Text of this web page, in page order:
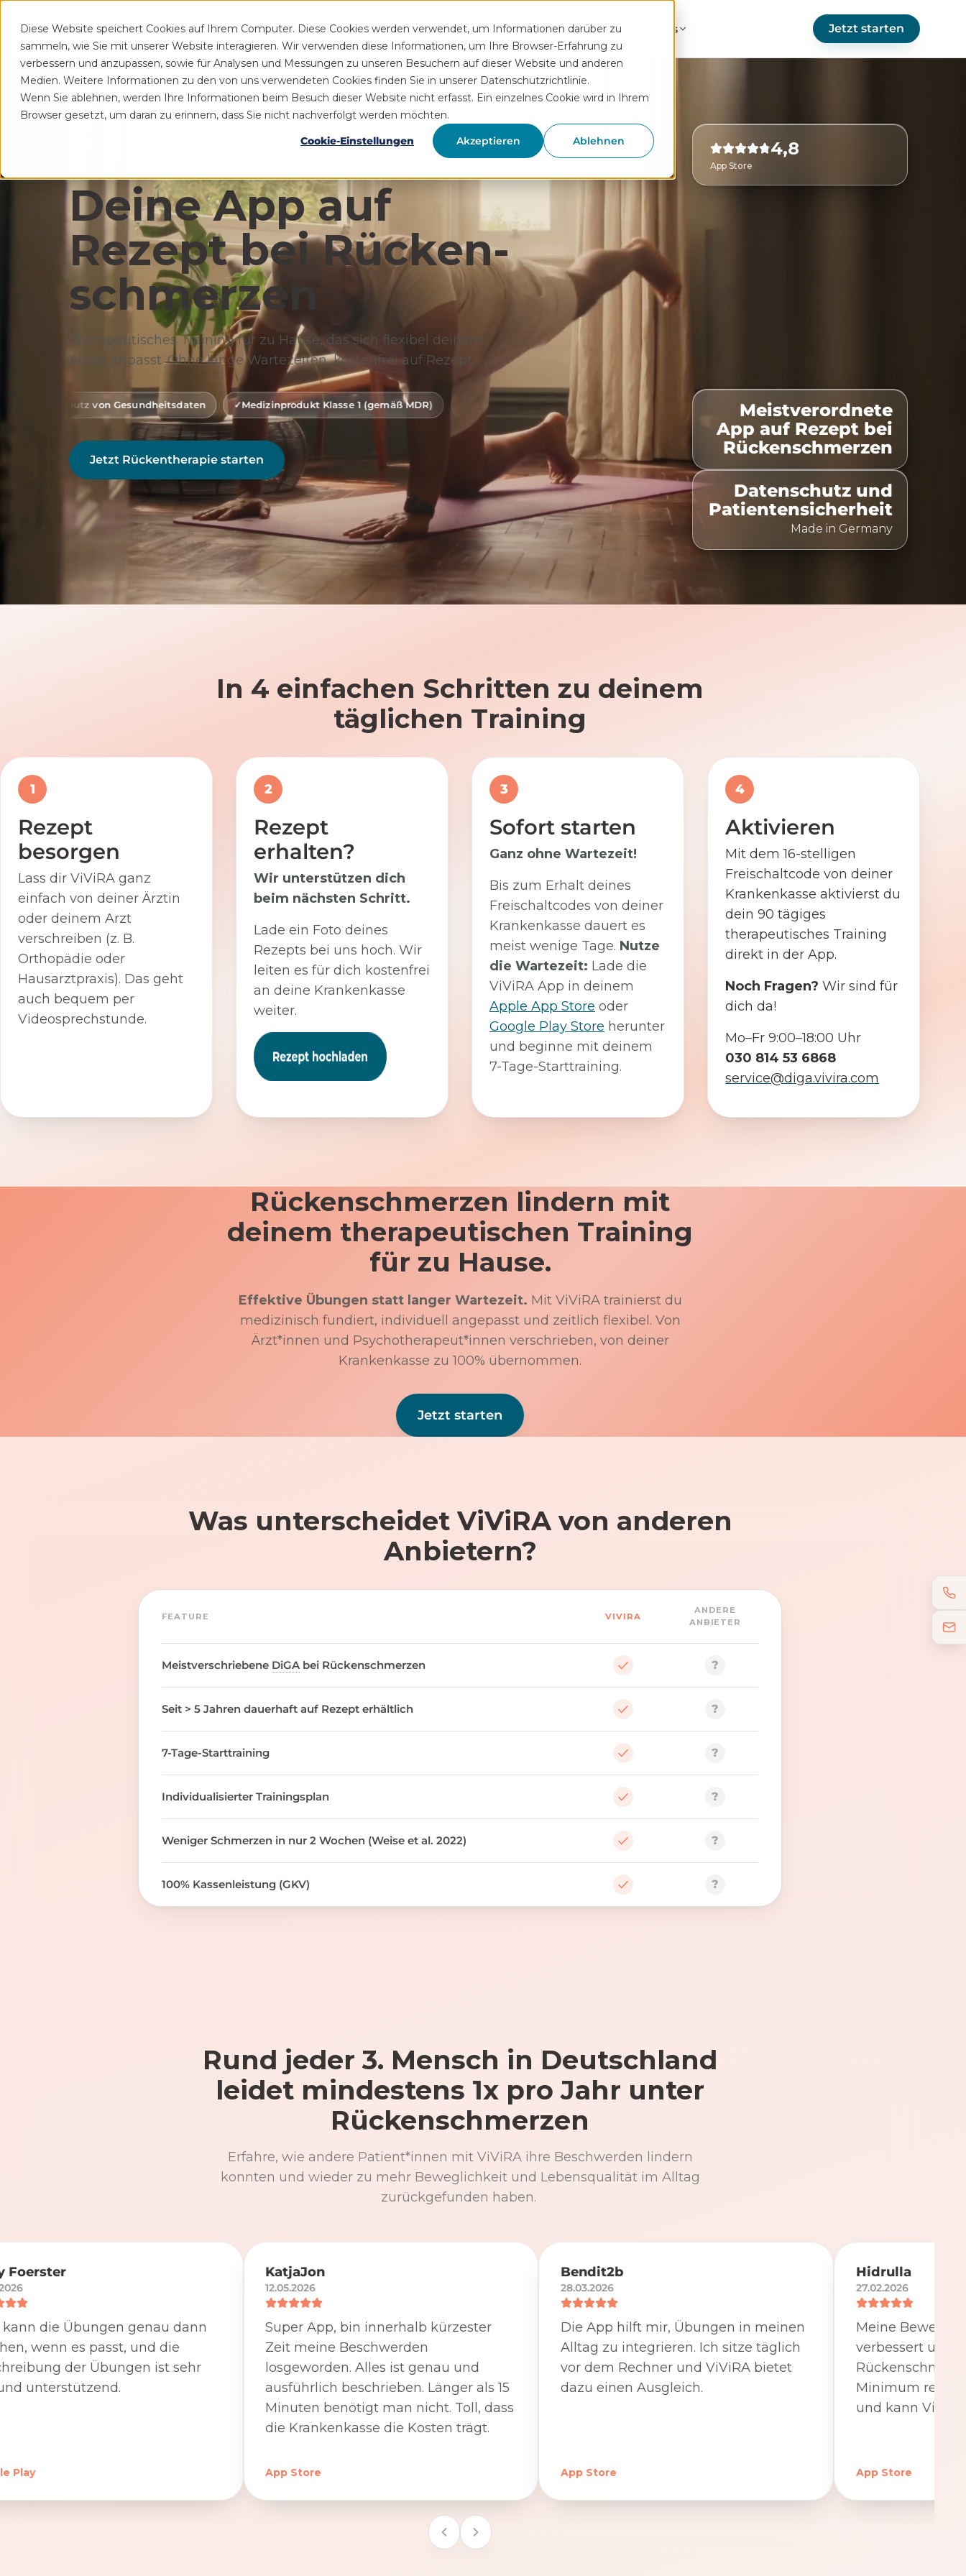
Diese Website speichert Cookies auf Ihrem Computer. Diese Cookies werden verwendet, um Informationen darüber zu
sammeln, wie Sie mit unserer Website interagieren. Wir verwenden diese Informationen, um Ihre Browser-Erfahrung zu
verbessern und anzupassen, sowie für Analysen und Messungen zu unseren Besuchern auf dieser Website und anderen
Medien. Weitere Informationen zu den von uns verwendeten Cookies finden Sie in unserer Datenschutzrichtlinie.
Wenn Sie ablehnen, werden Ihre Informationen beim Besuch dieser Website nicht erfasst. Ein einzelnes Cookie wird in Ihrem
Browser gesetzt, um daran zu erinnern, dass Sie nicht nachverfolgt werden möchten.
Cookie-Einstellungen
Akzeptieren Ablehnen
Patient Praxis Funktionen Rezeptservice Wissen Hilfe Über uns Jetzt starten
4,8
App Store
Meistverordnete
App auf Rezept bei
Rückenschmerzen
Datenschutz und
Patientensicherheit
Made in Germany
Deine App auf
Rezept bei Rücken­
schmerzen
Therapeutisches Training für zu Hause, das sich flexibel deinem
Alltag anpasst. Ohne lange Wartezeiten, kostenfrei auf Rezept.
von Gesundheitsdaten Medizinprodukt Klasse 1 (gemäß MDR) Digitale Gesundheitsanwendung (DiGA) 100% Kostenübernahme Zeitlich flexibel
Jetzt Rückentherapie starten
In 4 einfachen Schritten zu deinem
täglichen Training
1
Rezept
besorgen
Lass dir ViViRA ganz
einfach von deiner Ärztin
oder deinem Arzt
verschreiben (z. B.
Orthopädie oder
Hausarztpraxis). Das geht
auch bequem per
Videosprechstunde.
2
Rezept
erhalten?
Wir unterstützen dich
beim nächsten Schritt.
Lade ein Foto deines
Rezepts bei uns hoch. Wir
leiten es für dich kostenfrei
an deine Krankenkasse
weiter.
3
Sofort starten
Ganz ohne Wartezeit!
Bis zum Erhalt deines
Freischaltcodes von deiner
Krankenkasse dauert es
meist wenige Tage. Nutze
die Wartezeit: Lade die
ViViRA App in deinem
Apple App Store oder
Google Play Store herunter
und beginne mit deinem
7-Tage-Starttraining.
4
Aktivieren
Mit dem 16-stelligen
Freischaltcode von deiner
Krankenkasse aktivierst du
dein 90 tägiges
therapeutisches Training
direkt in der App.
Noch Fragen? Wir sind für
dich da!
Mo–Fr 9:00–18:00 Uhr
030 814 53 6868
service@diga.vivira.com
Rückenschmerzen lindern mit
deinem therapeutischen Training
für zu Hause.
Effektive Übungen statt langer Wartezeit. Mit ViViRA trainierst du
medizinisch fundiert, individuell angepasst und zeitlich flexibel. Von
Ärzt*innen und Psychotherapeut*innen verschrieben, von deiner
Krankenkasse zu 100% übernommen.
Jetzt starten
Was unterscheidet ViViRA von anderen
Anbietern?
FEATURE VIVIRA
ANDERE
ANBIETER
Meistverschriebene DiGA bei Rückenschmerzen ?
Seit > 5 Jahren dauerhaft auf Rezept erhältlich ?
7-Tage-Starttraining ?
Individualisierter Trainingsplan ?
Weniger Schmerzen in nur 2 Wochen (Weise et al. 2022) ?
100% Kassenleistung (GKV) ?
Rund jeder 3. Mensch in Deutschland
leidet mindestens 1x pro Jahr unter
Rückenschmerzen
Erfahre, wie andere Patient*innen mit ViViRA ihre Beschwerden lindern
konnten und wieder zu mehr Beweglichkeit und Lebensqualität im Alltag
zurückgefunden haben.
Foerster
die Übungen genau dann
wenn es passt, und die
der Übungen ist sehr
unterstützend.
Play
KatjaJon
12.05.2026
Super App, bin innerhalb kürzester
Zeit meine Beschwerden
losgeworden. Alles ist genau und
ausführlich beschrieben. Länger als 15
Minuten benötigt man nicht. Toll, dass
die Krankenkasse die Kosten trägt.
App Store
Bendit2b
28.03.2026
Die App hilft mir, Übungen in meinen
Alltag zu integrieren. Ich sitze täglich
vor dem Rechner und ViViRA bietet
dazu einen Ausgleich.
App Store
Hidrulla
27.02.2026
Meine
verbessert und
Minimum
und kann
App Store